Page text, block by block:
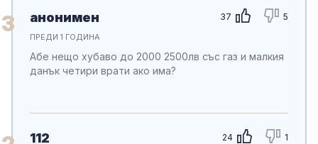
3 37 5
анонимен
ПРЕДИ 1 ГОДИНА
Абе нещо хубаво до 2000 2500лв със газ и малкия
данък четири врати ако има?
24 1
112